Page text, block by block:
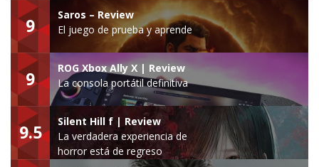
9
Saros – Review
El juego de prueba y aprende
9
ROG Xbox Ally X | Review
La consola portátil definitiva
9.5
Silent Hill f | Review
La verdadera experiencia de
horror está de regreso